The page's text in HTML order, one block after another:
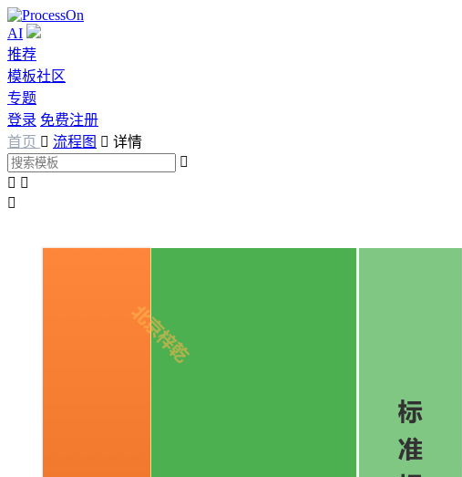
AI
推荐
模板社区
专题
登录 免费注册
首页  流程图  详情

 
